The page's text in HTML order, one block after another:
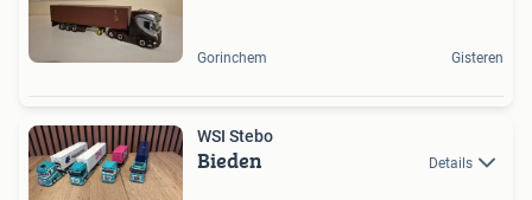
Gorinchem Gisteren
WSI Stebo
Bieden Details